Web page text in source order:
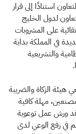
استنادًا إلى قرار
لدول الخليج
على المشروبات
في المملكة بداية
والتشريعية
الزكاة والضريبة
مهلة كافية
ورش عمل توعوية
في رفع الوعي لدى